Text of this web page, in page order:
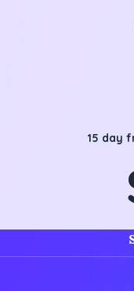
15 day